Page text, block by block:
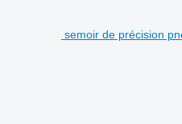
semoir de précision